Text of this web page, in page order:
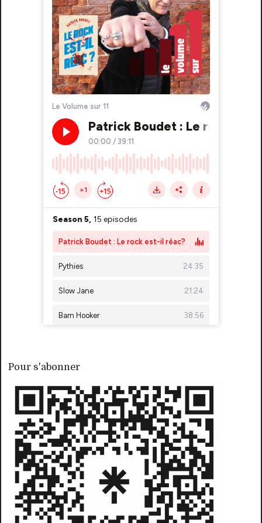
Pour s'abonner